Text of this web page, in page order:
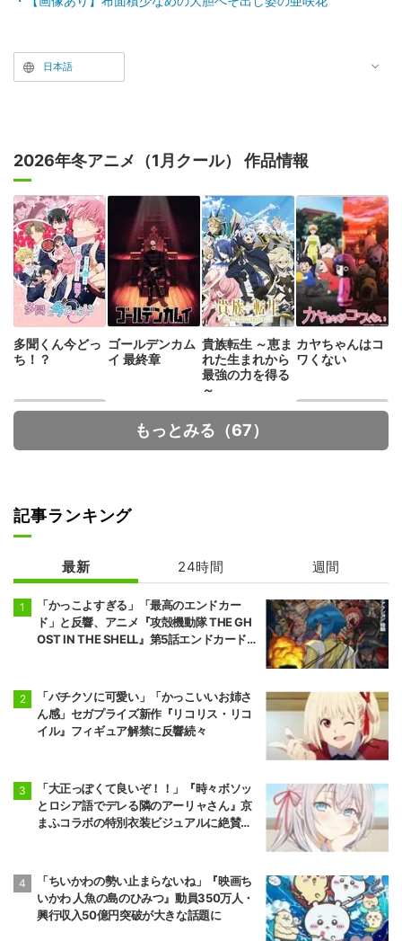
日本語
2026年冬アニメ（1月クール） 作品情報
多聞くん今どっ
ち！？
ゴールデンカム
イ 最終章
貴族転生 ～恵ま
れた生まれから
最強の力を得る
～
カヤちゃんはコ
ワくない
もっとみる（67）
記事ランキング
最新 24時間 週間
「かっこよすぎる」「最高のエンドカー
ド」と反響、アニメ『攻殻機動隊 THE GH
OST IN THE SHELL』第5話エンドカード公
「バチクソに可愛い」「かっこいいお姉さ
ん感」セガプライズ新作『リコリス・リコ
イル』フィギュア解禁に反響続々
「大正っぽくて良いぞ！！」『時々ボソッ
とロシア語でデレる隣のアーリャさん』京
まふコラボの特別衣装ビジュアルに絶賛の
「ちいかわの勢い止まらないね」『映画ち
いかわ 人魚の島のひみつ』動員350万人・
興行収入50億円突破が大きな話題に